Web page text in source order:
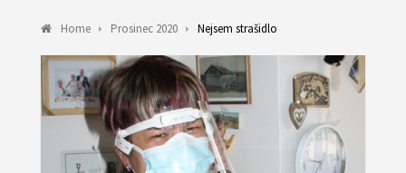
Home Prosinec 2020 Nejsem strašidlo